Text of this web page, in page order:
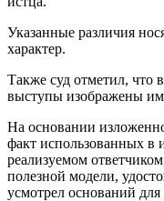
Указанные различия
характер.
Также суд отметил, что
выступы изображены
На основании
факт использованных в
реализуемом
полезной модели,
усмотрел оснований